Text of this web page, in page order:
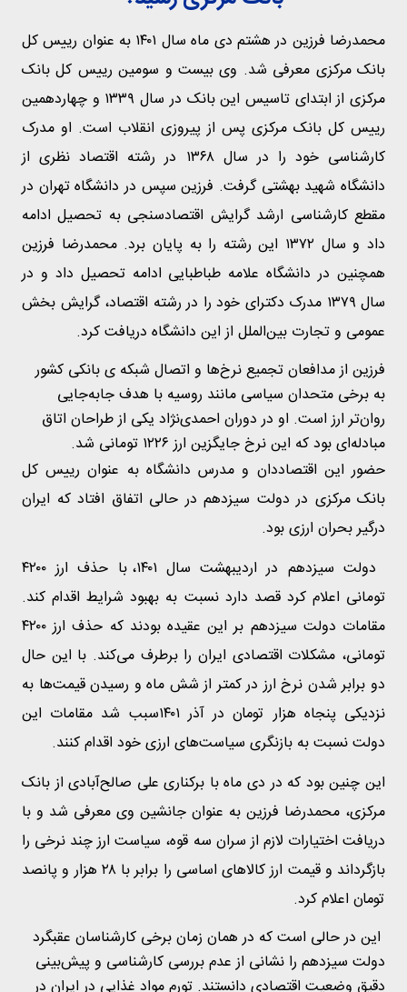
محمدرضا فرزین در هشتم دی ماه سال ۱۴۰۱ به عنوان رییس کل
بانک مرکزی معرفی شد. وی بیست و سومین رییس کل بانک
مرکزی از ابتدای تاسیس این بانک در سال ۱۳۳۹ و چهاردهمین
رییس کل بانک مرکزی پس از پیروزی انقلاب است. او مدرک
کارشناسی خود را در سال ۱۳۶۸ در رشته اقتصاد نظری از
دانشگاه شهید بهشتی گرفت. فرزین سپس در دانشگاه تهران در
مقطع کارشناسی ارشد گرایش اقتصادسنجی به تحصیل ادامه
داد و سال ۱۳۷۲ این رشته را به پایان برد. محمدرضا فرزین
همچنین در دانشگاه علامه طباطبایی ادامه تحصیل داد و در
سال ۱۳۷۹ مدرک دکترای خود را در رشته اقتصاد، گرایش بخش
عمومی و تجارت بین‌الملل از این دانشگاه دریافت کرد.
فرزین از مدافعان تجمیع نرخ‌ها و اتصال شبکه ی بانکی کشور
به برخی متحدان سیاسی مانند روسیه با هدف جابه‌جایی
روان‌تر ارز است. او در دوران احمدی‌نژاد یکی از طراحان اتاق
مبادله‌ای بود که این نرخ جایگزین ارز ۱۲۲۶ تومانی شد.
حضور این اقتصاددان و مدرس دانشگاه به عنوان رییس کل
بانک مرکزی در دولت سیزدهم در حالی اتفاق افتاد که ایران
درگیر بحران ارزی بود.
دولت سیزدهم در اردیبهشت سال ۱۴۰۱، با حذف ارز ۴۲۰۰
تومانی اعلام کرد قصد دارد نسبت به بهبود شرایط اقدام کند.
مقامات دولت سیزدهم بر این عقیده بودند که حذف ارز ۴۲۰۰
تومانی، مشکلات اقتصادی ایران را برطرف می‌کند. با این حال
دو برابر شدن نرخ ارز در کمتر از شش ماه و رسیدن قیمت‌ها به
نزدیکی پنجاه هزار تومان در آذر ۱۴۰۱سبب شد مقامات این
دولت نسبت به بازنگری سیاست‌های ارزی خود اقدام کنند.
این چنین بود که در دی ماه با برکناری علی صالح‌آبادی از بانک
مرکزی، محمدرضا فرزین به عنوان جانشین وی معرفی شد و با
دریافت اختیارات لازم از سران سه قوه، سیاست ارز چند نرخی را
بازگرداند و قیمت ارز کالاهای اساسی را برابر با ۲۸ هزار و پانصد
تومان اعلام کرد.
این در حالی است که در همان زمان برخی کارشناسان عقبگرد
دولت سیزدهم را نشانی از عدم بررسی کارشناسی و پیش‌بینی
دقیق وضعیت اقتصادی دانستند. تورم مواد غذایی در ایران در